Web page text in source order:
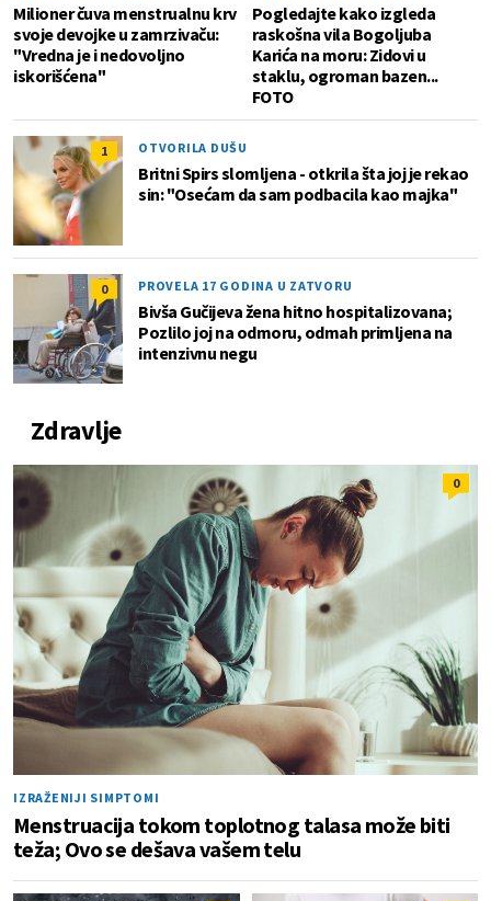
Milioner čuva menstrualnu krv
svoje devojke u zamrzivaču:
"Vredna je i nedovoljno
iskorišćena"
Pogledajte kako izgleda
raskošna vila Bogoljuba
Karića na moru: Zidovi u
staklu, ogroman bazen...
FOTO
1 OTVORILA DUŠU
Britni Spirs slomljena - otkrila šta joj je rekao
sin: "Osećam da sam podbacila kao majka"
0 PROVELA 17 GODINA U ZATVORU
Bivša Gučijeva žena hitno hospitalizovana;
Pozlilo joj na odmoru, odmah primljena na
intenzivnu negu
Zdravlje
0
IZRAŽENIJI SIMPTOMI
Menstruacija tokom toplotnog talasa može biti
teža; Ovo se dešava vašem telu